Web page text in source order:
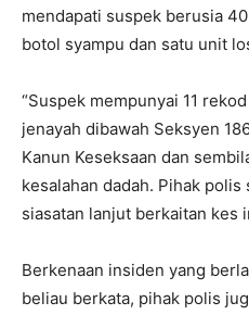
mendapati suspek berusia
botol syampu dan satu unit
“Suspek mempunyai 11
jenayah dibawah Seksyen
Kanun Keseksaan dan
kesalahan dadah. Pihak polis
siasatan lanjut berkaitan kes
Berkenaan insiden yang
beliau berkata, pihak polis